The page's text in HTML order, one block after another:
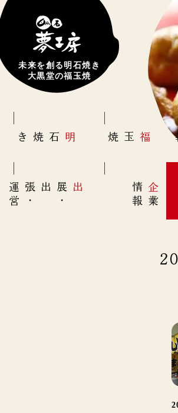
未来を創る明石焼き
大黒堂の福玉焼
明石焼き 福玉焼
出展
・
出張
・
運
営
企
業
情
報